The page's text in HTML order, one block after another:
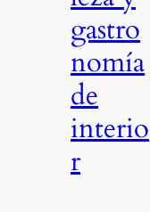
gastro
nomía
de
interio
r